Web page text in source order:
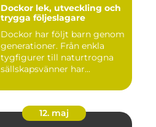
Dockor lek, utveckling och
trygga följeslagare
Dockor har följt barn genom
generationer. Från enkla
tygfigurer till naturtrogna
sällskapsvänner har...
12. maj